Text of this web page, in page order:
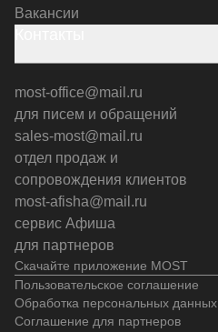
Скачайте приложение MOST
Вакансии
most-office@mail.ru
для писем и обращений
sales-most@mail.ru
отдел продаж и
сопровождения клиентов
most-afisha@mail.ru
сервис Афиша
для партнеров
Пользовательское соглашение
Обработка персональных данных
Соглашение для партнеров